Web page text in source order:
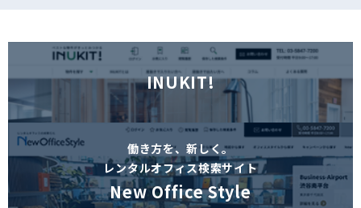
INUKIT!
働き方を、新しく。
レンタルオフィス検索サイト
New Office Style